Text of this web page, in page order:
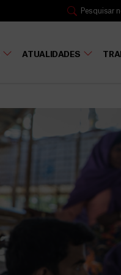
Pesquisar
ATUALIDADES